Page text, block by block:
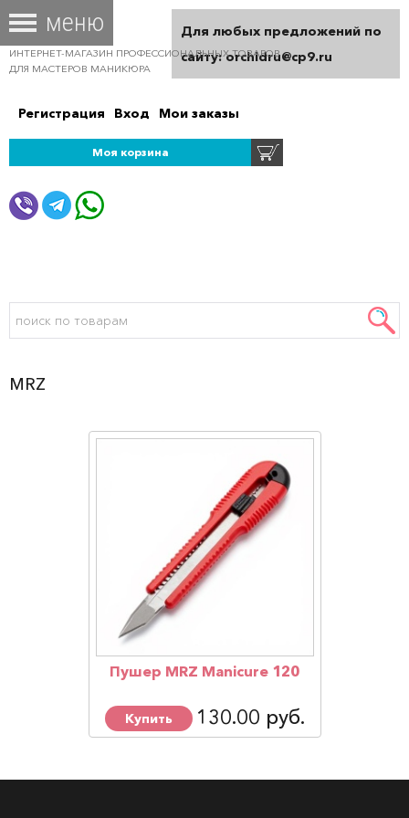
ИНТЕРНЕТ-МАГАЗИН ПРОФЕССИОНАЛЬНЫХ ТОВАРОВ
ДЛЯ МАСТЕРОВ МАНИКЮРА
Регистрация Вход Мои заказы
Моя корзина
MRZ
Пушер MRZ Manicure 120
Купить 130.00 руб.
Для любых предложений по
сайту: orchidru@cp9.ru